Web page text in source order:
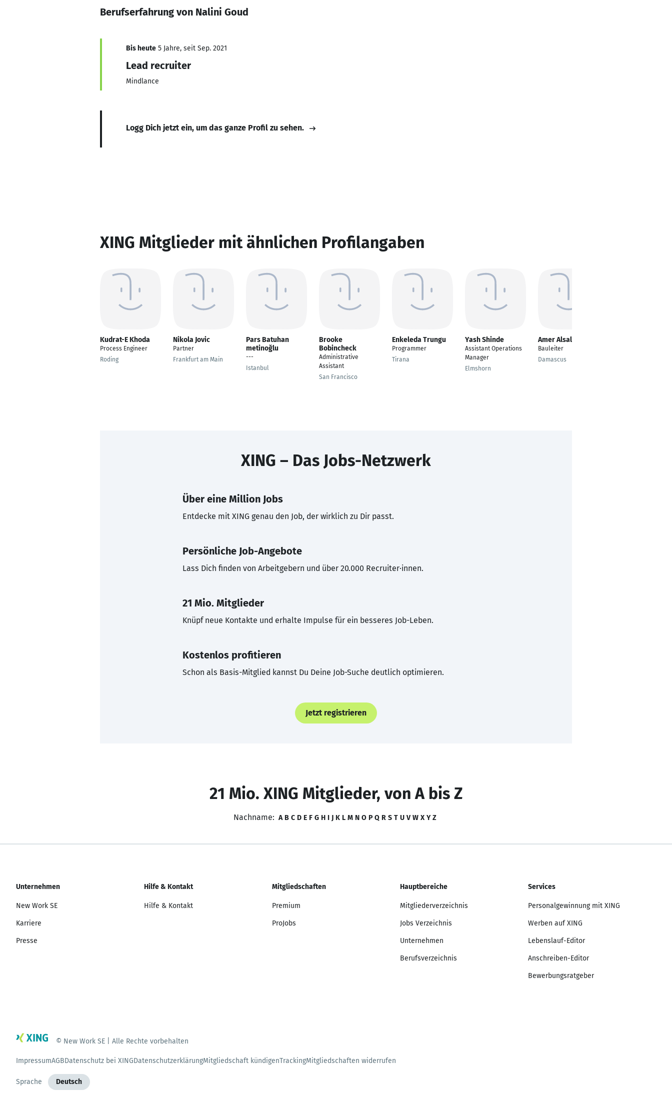
Berufserfahrung von Nalini Goud
Bis heute 5 Jahre, seit Sep. 2021
Lead recruiter
Mindlance
Logg Dich jetzt ein, um das ganze Profil zu sehen.
XING Mitglieder mit ähnlichen Profilangaben
Kudrat-E Khoda
Process Engineer
Roding
Nikola Jovic
Partner
Frankfurt am Main
Pars Batuhan
metinoğlu
---
Istanbul
Brooke
Bobincheck
Administrative
Assistant
San Francisco
Enkeleda Trungu
Programmer
Tirana
Yash Shinde
Assistant Operations
Manager
Elmshorn
Amer Alsalem
Bauleiter
Damascus
XING – Das Jobs-Netzwerk
Über eine Million Jobs
Entdecke mit XING genau den Job, der wirklich zu Dir passt.
Persönliche Job-Angebote
Lass Dich finden von Arbeitgebern und über 20.000 Recruiter·innen.
21 Mio. Mitglieder
Knüpf neue Kontakte und erhalte Impulse für ein besseres Job-Leben.
Kostenlos profitieren
Schon als Basis-Mitglied kannst Du Deine Job-Suche deutlich optimieren.
Jetzt registrieren
21 Mio. XING Mitglieder, von A bis Z
Nachname: A B C D E F G H I J K L M N O P Q R S T U V W X Y Z
Unternehmen
New Work SE
Karriere
Presse
Hilfe & Kontakt
Hilfe & Kontakt
Mitgliedschaften
Premium
ProJobs
Hauptbereiche
Mitgliederverzeichnis
Jobs Verzeichnis
Unternehmen
Berufsverzeichnis
Services
Personalgewinnung mit XING
Werben auf XING
Lebenslauf-Editor
Anschreiben-Editor
Bewerbungsratgeber
© New Work SE | Alle Rechte vorbehalten
ImpressumAGBDatenschutz bei XINGDatenschutzerklärungMitgliedschaft kündigenTrackingMitgliedschaften widerrufen
Sprache Deutsch